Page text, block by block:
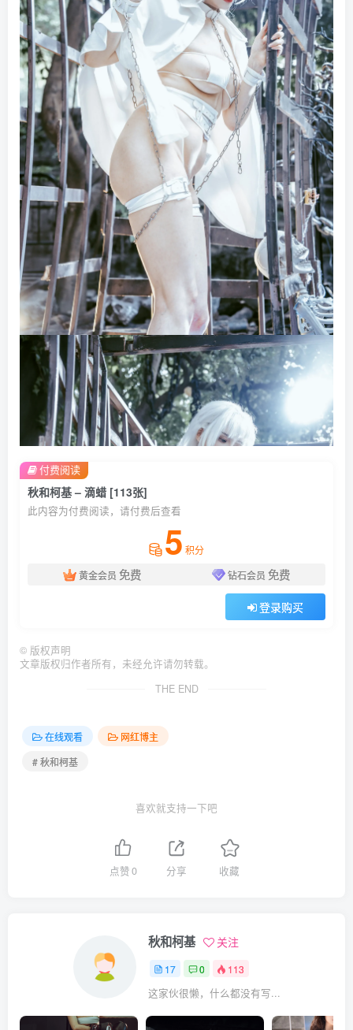
秋和柯基 – 滴蜡 [113张]
此内容为付费阅读，请付费后查看
5 积分
黄金会员 免费 钻石会员 免费
登录购买
付费阅读
© 版权声明
文章版权归作者所有，未经允许请勿转载。
THE END
在线观看
网红博主
# 秋和柯基
喜欢就支持一下吧
点赞0 分享 收藏
秋和柯基 关注
17 0 113
这家伙很懒，什么都没有写...